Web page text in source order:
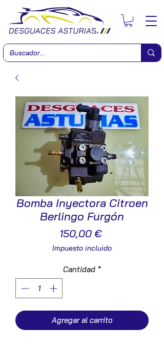
Bomba Inyectora Citroen
Berlingo Furgón
150,00 €Precio
Impuesto incluido
Cantidad *
Agregar al carrito